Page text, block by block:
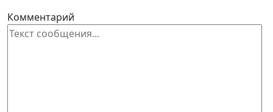
Комментарий